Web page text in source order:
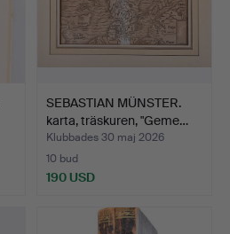
SEBASTIAN MÜNSTER.
karta, träskuren, "Geme…
Klubbades 30 maj 2026
10 bud
190 USD